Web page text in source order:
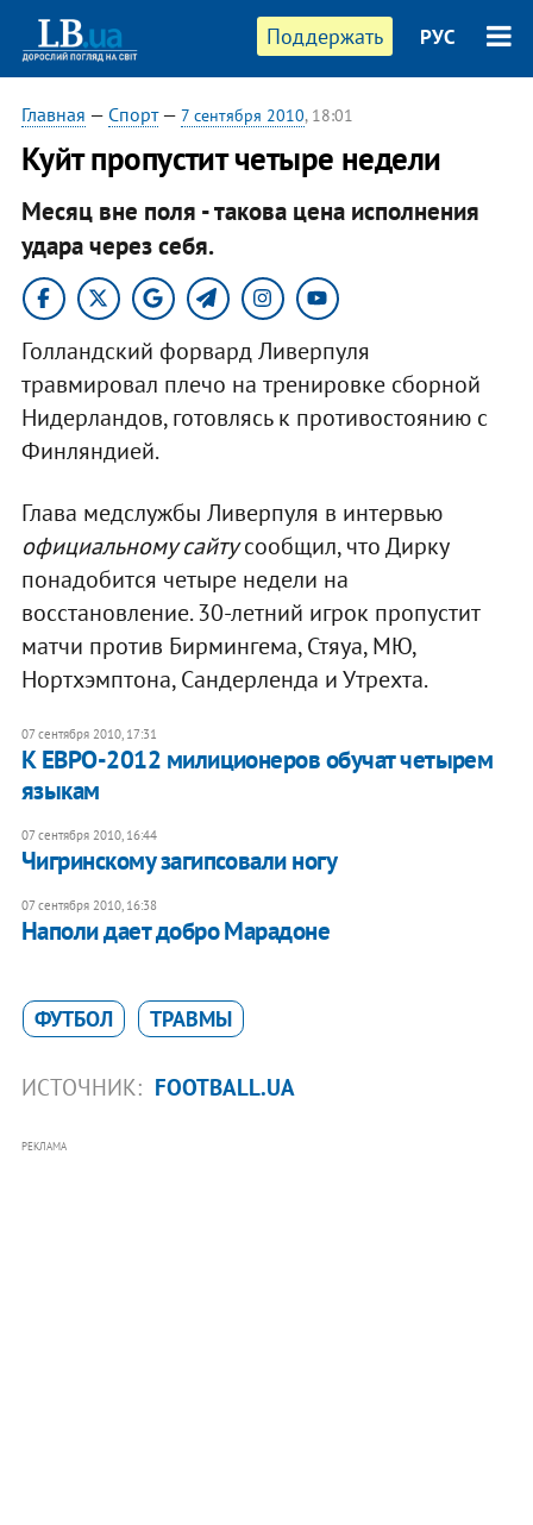
Поддержать РУС
Главная — Спорт— 7 сентября 2010, 18:01
Куйт пропустит четыре недели
Месяц вне поля - такова цена исполнения
удара через себя.
Голландский форвард Ливерпуля
травмировал плечо на тренировке сборной
Нидерландов, готовлясь к противостоянию с
Финляндией.
Глава медслужбы Ливерпуля в интервью
официальному сайтусообщил, что Дирку
понадобится четыре недели на
восстановление. 30-летний игрок пропустит
матчи против Бирмингема, Стяуа, МЮ,
Нортхэмптона, Сандерленда и Утрехта.
07 сентября 2010, 17:31
К ЕВРО-2012 милиционеров обучат четырем
языкам
07 сентября 2010, 16:44
Чигринскому загипсовали ногу
07 сентября 2010, 16:38
Наполи дает добро Марадоне
ФУТБОЛ ТРАВМЫ
ИСТОЧНИК: FOOTBALL.UA
РЕКЛАМА